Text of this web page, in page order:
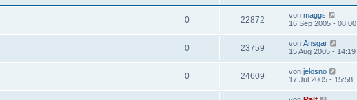
0 22872 von maggs
16 Sep 2005 - 08:00
0 23759 von Ansgar
15 Aug 2005 - 14:19
0 24609 von jelosno
17 Jul 2005 - 15:58